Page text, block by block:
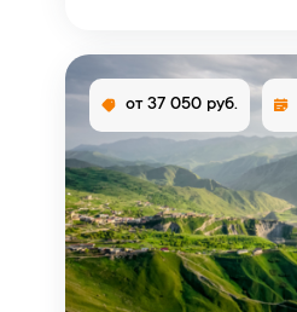
от 37 050 руб.